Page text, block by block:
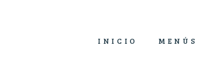
INICIO MENÚS